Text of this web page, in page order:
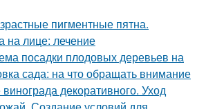
пигментные пятна.
на лице: лечение
посадки плодовых деревьев на
сада: на что обращать внимание
декоративного. Уход